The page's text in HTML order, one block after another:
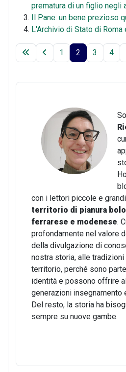
prematura di un figlio negli
Il Pane: un bene prezioso
L'Archivio di Stato di
1 2 3 4
con i lettori piccole e
territorio di pianura
ferrarese e modenese.
profondamente nel valore
della divulgazione di
nostra storia, alle tradizioni
territorio, perché sono
identità e possono offrire
generazioni insegnamento
Del resto, la storia ha
sempre su nuove gambe.